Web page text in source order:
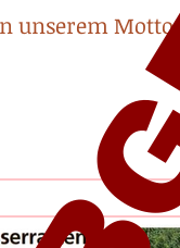
unserem